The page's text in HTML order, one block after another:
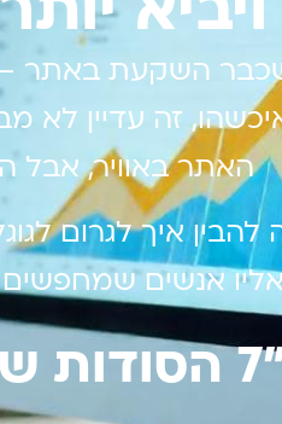
ויביא
שכבר השקעת באתר –
זה עדיין לא
האתר באוויר, אבל
איך לגרום
אנשים
–